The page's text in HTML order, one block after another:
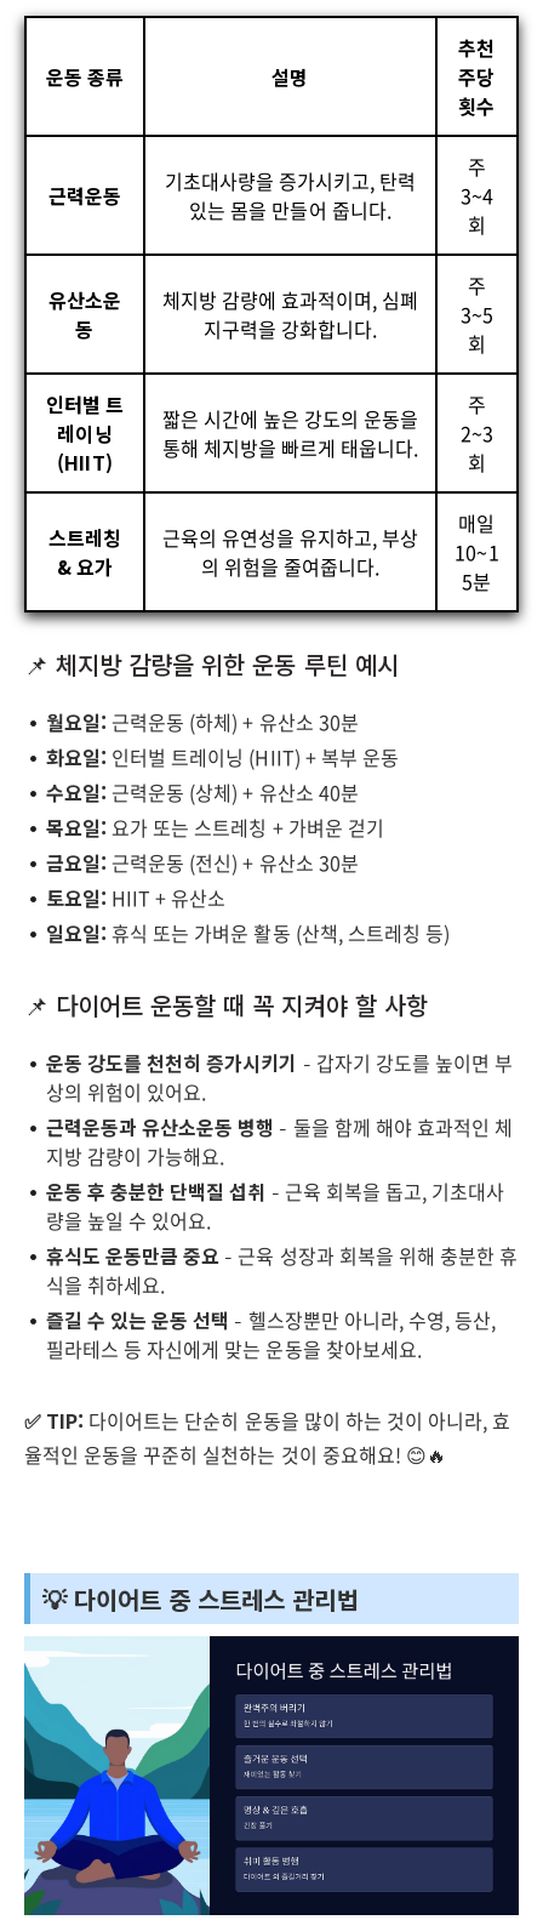
운동 종류 설명
추천
주당
횟수
근력운동
기초대사량을 증가시키고, 탄력
있는 몸을 만들어 줍니다.
주
3~4
회
유산소운
동
체지방 감량에 효과적이며, 심폐
지구력을 강화합니다.
주
3~5
회
인터벌 트
레이닝
(HIIT)
짧은 시간에 높은 강도의 운동을
통해 체지방을 빠르게 태웁니다.
주
2~3
회
스트레칭
& 요가
근육의 유연성을 유지하고, 부상
의 위험을 줄여줍니다.
매일
10~1
5분
📌 체지방 감량을 위한 운동 루틴 예시
월요일: 근력운동 (하체) + 유산소 30분
화요일: 인터벌 트레이닝 (HIIT) + 복부 운동
수요일: 근력운동 (상체) + 유산소 40분
목요일: 요가 또는 스트레칭 + 가벼운 걷기
금요일: 근력운동 (전신) + 유산소 30분
토요일: HIIT + 유산소
일요일: 휴식 또는 가벼운 활동 (산책, 스트레칭 등)
📌 다이어트 운동할 때 꼭 지켜야 할 사항
운동 강도를 천천히 증가시키기 – 갑자기 강도를 높이면 부
상의 위험이 있어요.
근력운동과 유산소운동 병행 – 둘을 함께 해야 효과적인 체
지방 감량이 가능해요.
운동 후 충분한 단백질 섭취 – 근육 회복을 돕고, 기초대사
량을 높일 수 있어요.
휴식도 운동만큼 중요 – 근육 성장과 회복을 위해 충분한 휴
식을 취하세요.
즐길 수 있는 운동 선택 – 헬스장뿐만 아니라, 수영, 등산,
필라테스 등 자신에게 맞는 운동을 찾아보세요.
✅ TIP: 다이어트는 단순히 운동을 많이 하는 것이 아니라, 효
율적인 운동을 꾸준히 실천하는 것이 중요해요! 😊🔥
💡 다이어트 중 스트레스 관리법